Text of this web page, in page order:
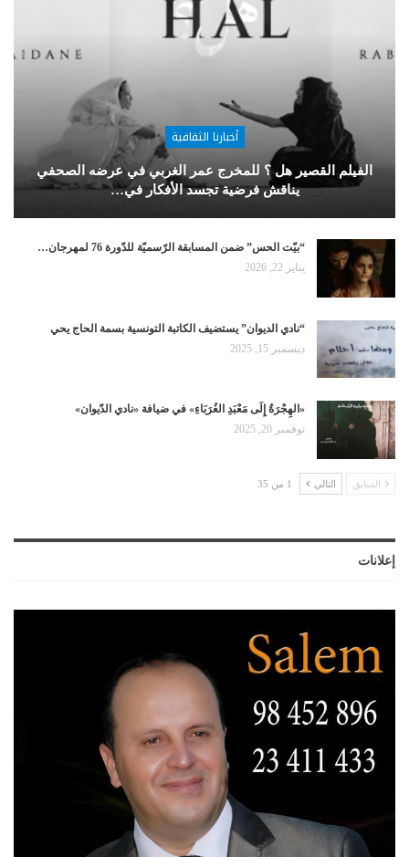
أخبارنا الثقافية
الفيلم القصير هل ؟ للمخرج عمر الغربي في عرضه الصحفي
يناقش فرضية تجسد الأفكار في…
“بيّت الحس” ضمن المسابقة الرّسميّة للدّورة 76 لمهرجان…
يناير 22, 2026
“نادي الديوان” يستضيف الكاتبة التونسية بسمة الحاج يحي
ديسمبر 15, 2025
«الهِجْرَةُ إِلَى مَعْبَدِ الغُرَبَاءِ» في ضيافة «نادي الدّيوان»
نوفمبر 20, 2025
السابق التالي 1 من 35
إعلانات